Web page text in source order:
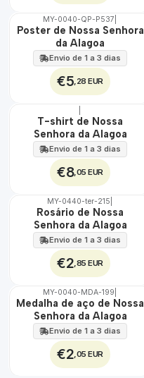
🇵🇹
MY-0040-QP-P537
Poster de Nossa Senhora
da Alagoa
Envio de 1 a 3 dias
€5 ,28 EUR
🇵🇹
100%
T-shirt de Nossa
Senhora da Alagoa
Envio de 1 a 3 dias
€8,05 EUR
🇵🇹
100%
MY-0440-ter-215
Rosário de Nossa
Senhora da Alagoa
Envio de 1 a 3 dias
€2 ,85 EUR
🇵🇹
100%
ÁGUA
MY-0040-MDA-199
Medalha de aço de Nossa
Senhora da Alagoa
Envio de 1 a 3 dias
€2 ,05 EUR